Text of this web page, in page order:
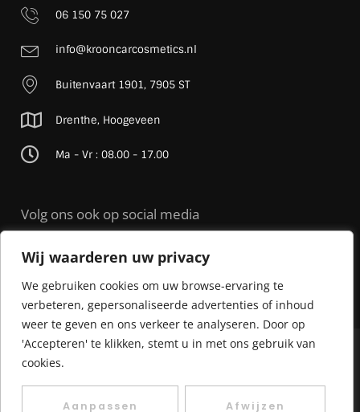
Wij waarderen uw privacy
We gebruiken cookies om uw browse-ervaring te
verbeteren, gepersonaliseerde advertenties of inhoud
weer te geven en ons verkeer te analyseren. Door op
'Accepteren' te klikken, stemt u in met ons gebruik van
cookies.
Aanpassen Afwijzen
06 150 75 027
info@krooncarcosmetics.nl
Buitenvaart 1901, 7905 ST
Drenthe, Hoogeveen
Ma - Vr : 08.00 - 17.00
Volg ons ook op social media
© 2026 Kroon Car Cosmetics |